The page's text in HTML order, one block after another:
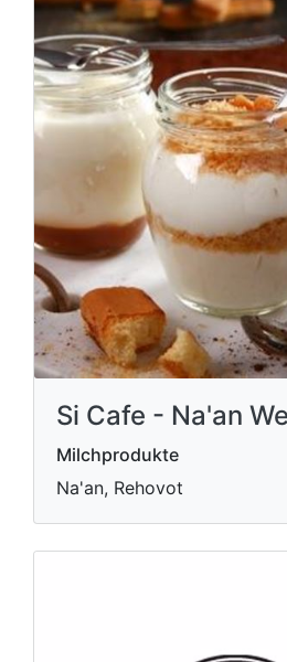
Si Cafe - Na'an
Milchprodukte
Na'an, Rehovot